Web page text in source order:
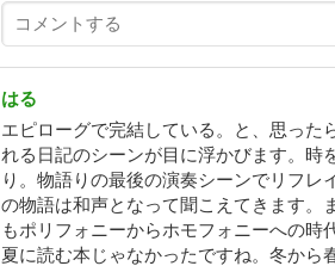
はる
エピローグで完結している。と、思っ
れる日記のシーンが目に浮かびます。時
り。物語りの最後の演奏シーンでリフ
の物語は和声となって聞こえてきます
もポリフォニーからホモフォニーへの
夏に読む本じゃなかったですね。冬から